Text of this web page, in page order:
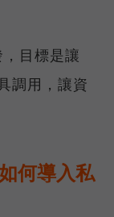
目標是讓
調用，讓資
何導入私